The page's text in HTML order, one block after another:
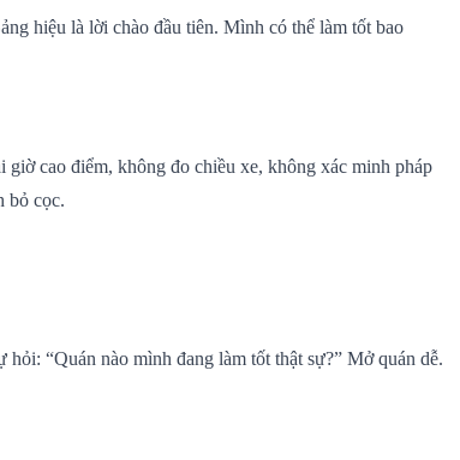
hiệu là lời chào đầu tiên. Mình có thể làm tốt bao
cao điểm, không đo chiều xe, không xác minh pháp
bỏ cọc.
“Quán nào mình đang làm tốt thật sự?” Mở quán dễ.